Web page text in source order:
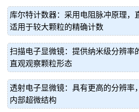
库尔特计数器：采用电阻脉冲原理，
适用于较大颗粒的精确计数
扫描电子显微镜：提供纳米级分辨率
直观观察颗粒形态
透射电子显微镜：具有更高的分辨率
内部超微结构